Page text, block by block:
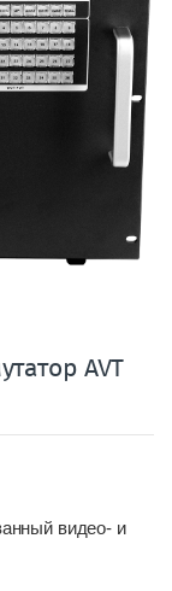
AVT
видео- и